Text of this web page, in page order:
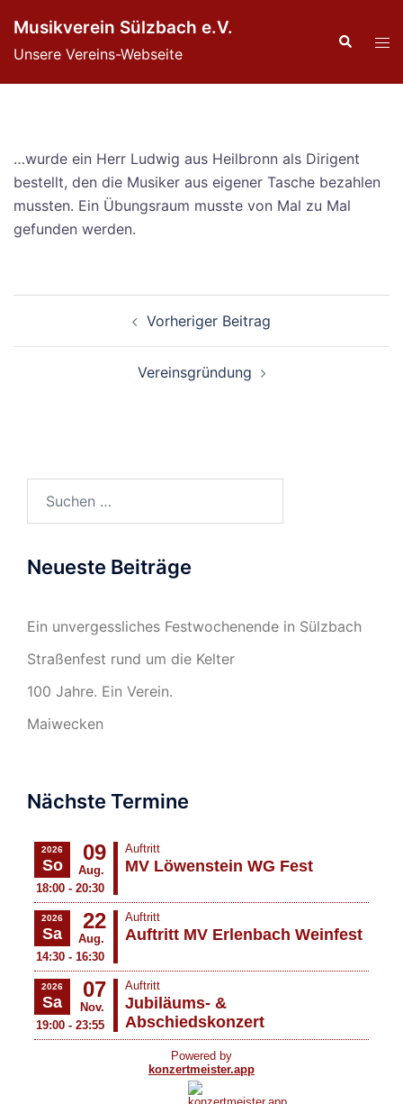
Inhalt
springen
Musikverein Sülzbach e.V.
Unsere Vereins-Webseite
Suche
…wurde ein Herr Ludwig aus Heilbronn als Dirigent
bestellt, den die Musiker aus eigener Tasche bezahlen
mussten. Ein Übungsraum musste von Mal zu Mal
gefunden werden.
Vorheriger Beitrag
Vereinsgründung
Neueste Beiträge
Ein unvergessliches Festwochenende in Sülzbach
Straßenfest rund um die Kelter
100 Jahre. Ein Verein.
Maiwecken
Nächste Termine